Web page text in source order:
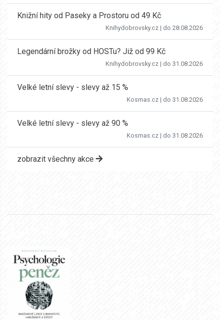
Knižní hity od Paseky a Prostoru od 49 Kč
Knihydobrovsky.cz | do 28.08.2026
Legendární brožky od HOSTu? Již od 99 Kč
Knihydobrovsky.cz | do 31.08.2026
Velké letní slevy - slevy až 15 %
Kosmas.cz | do 31.08.2026
Velké letní slevy - slevy až 90 %
Kosmas.cz | do 31.08.2026
zobrazit všechny akce